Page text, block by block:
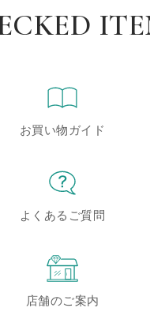
お買い物ガイド
よくあるご質問
店舗のご案内